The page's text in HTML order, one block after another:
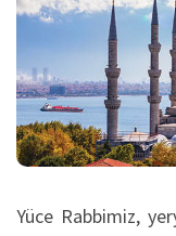
Yüce Rabbimiz,